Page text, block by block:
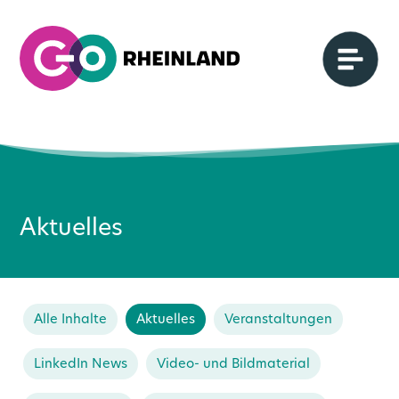
Aktuelles
Alle Inhalte Aktuelles Veranstaltungen
LinkedIn News Video- und Bildmaterial